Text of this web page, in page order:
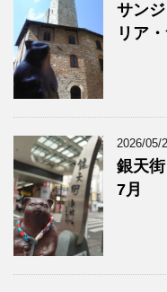
サン
リア
2026/05/
銀天
7月